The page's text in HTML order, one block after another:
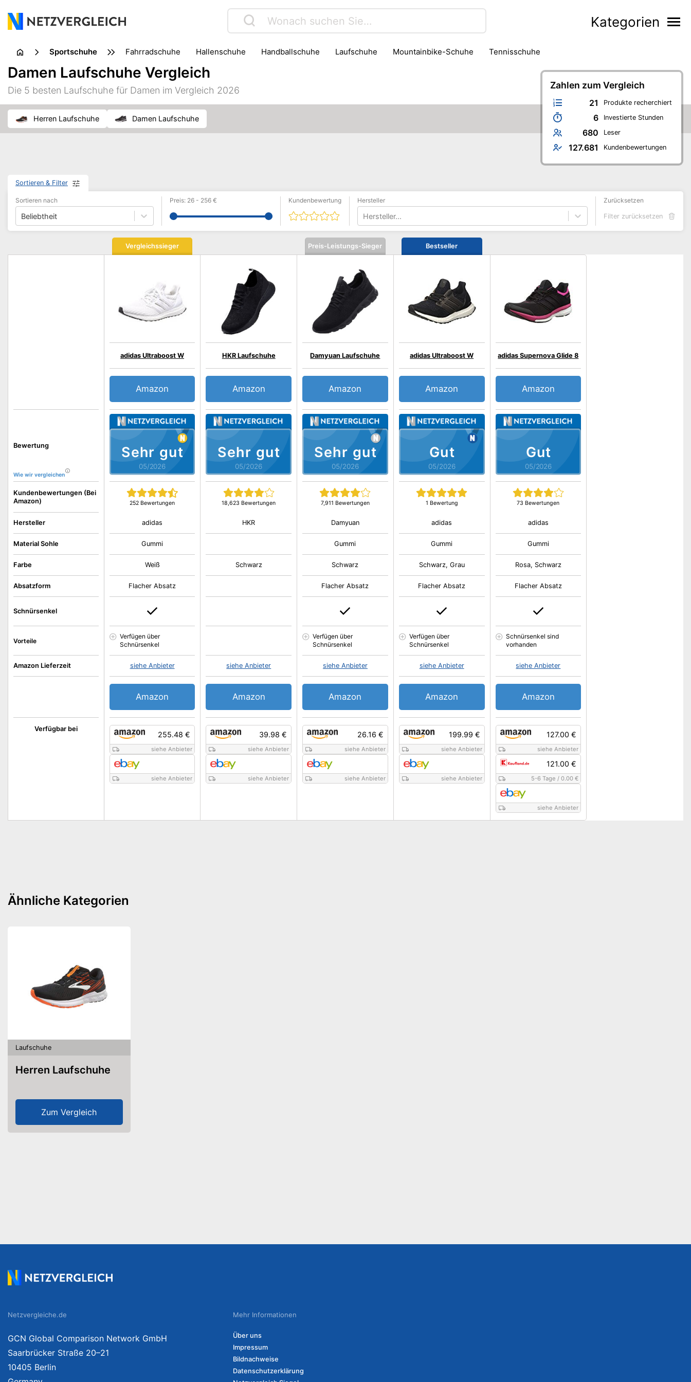
Kategorien
Sportschuhe Fahrradschuhe Hallenschuhe Handballschuhe Laufschuhe Mountainbike-Schuhe Tennisschuhe
Zahlen zum Vergleich
21 Produkte recherchiert
6 Investierte Stunden
680 Leser
127.681 Kundenbewertungen
Damen Laufschuhe Vergleich
Die 5 besten Laufschuhe für Damen im Vergleich 2026
Herren Laufschuhe Damen Laufschuhe
Sortieren & Filter
Sortieren nach
Beliebtheit
Preis: 26 - 256 € Kundenbewertung Hersteller
Hersteller...
Zurücksetzen
Filter zurücksetzen
Bewertung
Wie wir vergleichen
Kundenbewertungen (Bei
Amazon)
Verfügbar bei
Hersteller
Material Sohle
Farbe
Absatzform
Schnürsenkel
Vorteile
Amazon Lieferzeit
Vergleichssieger
Sehr gut
05/2026
adidas Ultraboost W
252 Bewertungen
Amazon
255.48 €
siehe Anbieter
siehe Anbieter
adidas
Gummi
Weiß
Flacher Absatz
Verfügen über
Schnürsenkel
siehe Anbieter
Amazon
Sehr gut
05/2026
HKR Laufschuhe
18,623 Bewertungen
Amazon
39.98 €
siehe Anbieter
siehe Anbieter
HKR
Schwarz
siehe Anbieter
Amazon
Preis-Leistungs-Sieger
Sehr gut
05/2026
Damyuan Laufschuhe
7,911 Bewertungen
Amazon
26.16 €
siehe Anbieter
siehe Anbieter
Damyuan
Gummi
Schwarz
Flacher Absatz
Verfügen über
Schnürsenkel
siehe Anbieter
Amazon
Bestseller
Gut
05/2026
adidas Ultraboost W
1 Bewertung
Amazon
199.99 €
siehe Anbieter
siehe Anbieter
adidas
Gummi
Schwarz, Grau
Flacher Absatz
Verfügen über
Schnürsenkel
siehe Anbieter
Amazon
Gut
05/2026
adidas Supernova Glide 8
73 Bewertungen
Amazon
127.00 €
siehe Anbieter
121.00 €
5-6 Tage /0.00 €
siehe Anbieter
adidas
Gummi
Rosa, Schwarz
Flacher Absatz
Schnürsenkel sind
vorhanden
siehe Anbieter
Amazon
Ähnliche Kategorien
Laufschuhe
Herren Laufschuhe
Zum Vergleich
Netzvergleiche.de
GCN Global Comparison Network GmbH
Saarbrücker Straße 20–21
10405 Berlin
Mehr Informationen
Über uns
Impressum
Bildnachweise
Datenschutzerklärung